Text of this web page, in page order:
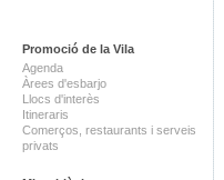
Promoció de la Vila
Agenda
Àrees d'esbarjo
Llocs d'interès
Itineraris
Comerços, restaurants i serveis
privats